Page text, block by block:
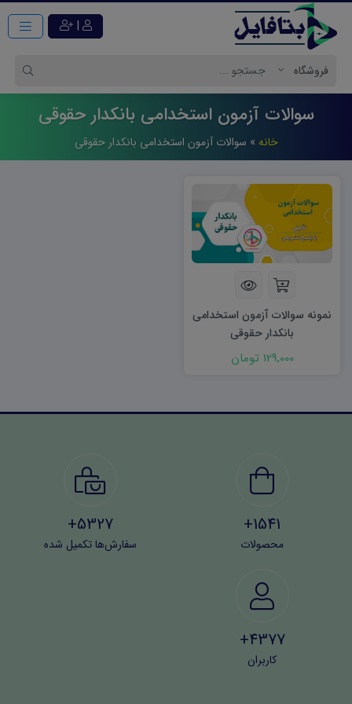
|
سوالات آزمون استخدامی بانکدار حقوقی
خانه » سوالات آزمون استخدامی بانکدار حقوقی
نمونه سوالات آزمون استخدامی
بانکدار حقوقی
129,000 تومان
1541+
محصولات
5327+
سفارش‌ها تکمیل شده
4377+
کاربران